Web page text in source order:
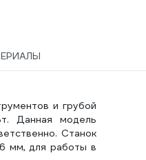
и грубой
Данная модель
Станок
мм, для работы в